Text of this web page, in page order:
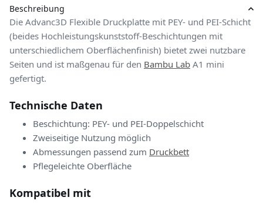
Beschreibung
Die Advanc3D Flexible Druckplatte mit PEY- und PEI-Schicht
(beides Hochleistungskunststoff-Beschichtungen mit
unterschiedlichem Oberflächenfinish) bietet zwei nutzbare
Seiten und ist maßgenau für den Bambu Lab A1 mini
gefertigt.
Technische Daten
Beschichtung: PEY- und PEI-Doppelschicht
Zweiseitige Nutzung möglich
Abmessungen passend zum Druckbett
Pflegeleichte Oberfläche
Kompatibel mit